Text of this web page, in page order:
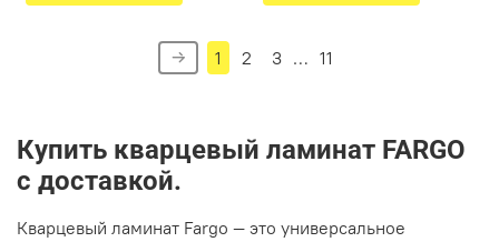
1 2 3 … 11
Купить кварцевый ламинат FARGO
с доставкой.
Кварцевый ламинат Fargo — это универсальное